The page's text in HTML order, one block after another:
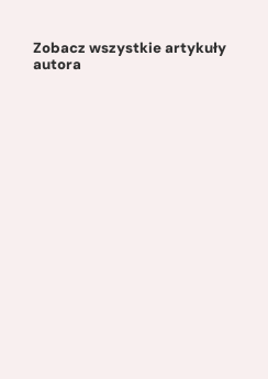
Zobacz wszystkie artykuły
autora